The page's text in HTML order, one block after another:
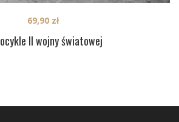
II wojny światowej
69,90 zł